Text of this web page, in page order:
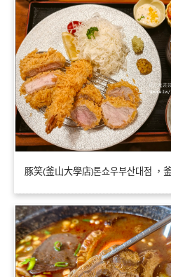
豚笑(釜山大學店)톤쇼우부산대점 ，